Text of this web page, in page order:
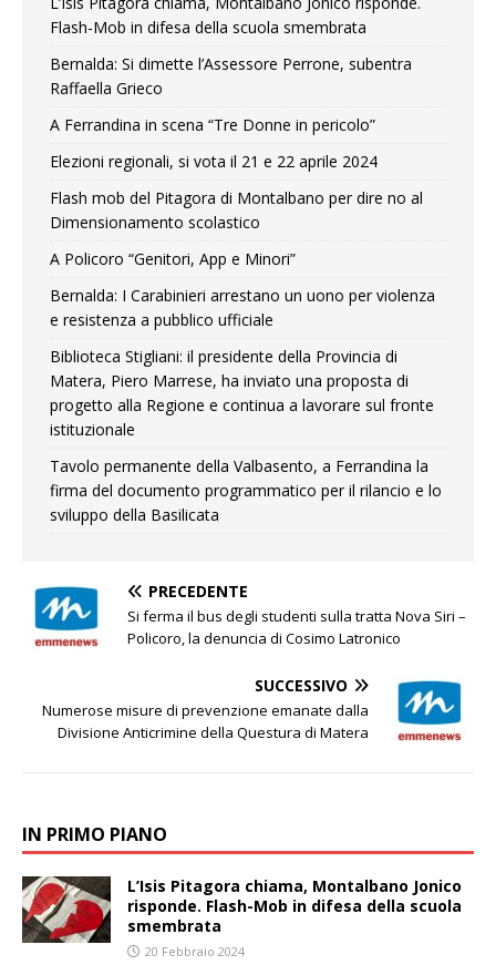
Flash-Mob in difesa della scuola smembrata
Bernalda: Si dimette l’Assessore Perrone, subentra
Raffaella Grieco
A Ferrandina in scena “Tre Donne in pericolo”
Elezioni regionali, si vota il 21 e 22 aprile 2024
Flash mob del Pitagora di Montalbano per dire no al
Dimensionamento scolastico
A Policoro “Genitori, App e Minori”
Bernalda: I Carabinieri arrestano un uono per violenza
e resistenza a pubblico ufficiale
Biblioteca Stigliani: il presidente della Provincia di
Matera, Piero Marrese, ha inviato una proposta di
progetto alla Regione e continua a lavorare sul fronte
istituzionale
Tavolo permanente della Valbasento, a Ferrandina la
firma del documento programmatico per il rilancio e lo
sviluppo della Basilicata
PRECEDENTE
Si ferma il bus degli studenti sulla tratta Nova Siri –
Policoro, la denuncia di Cosimo Latronico
SUCCESSIVO
Numerose misure di prevenzione emanate dalla
Divisione Anticrimine della Questura di Matera
IN PRIMO PIANO
L’Isis Pitagora chiama, Montalbano Jonico
risponde. Flash-Mob in difesa della scuola
smembrata
20 Febbraio 2024